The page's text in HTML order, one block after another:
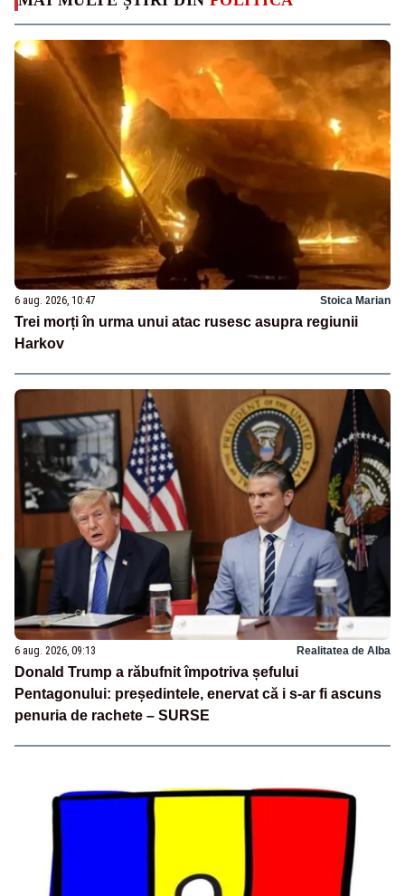
6 aug. 2026, 10:47 Stoica Marian
Trei morți în urma unui atac rusesc asupra regiunii
Harkov
6 aug. 2026, 09:13 Realitatea de Alba
Donald Trump a răbufnit împotriva șefului
Pentagonului: președintele, enervat că i s-ar fi ascuns
penuria de rachete – SURSE